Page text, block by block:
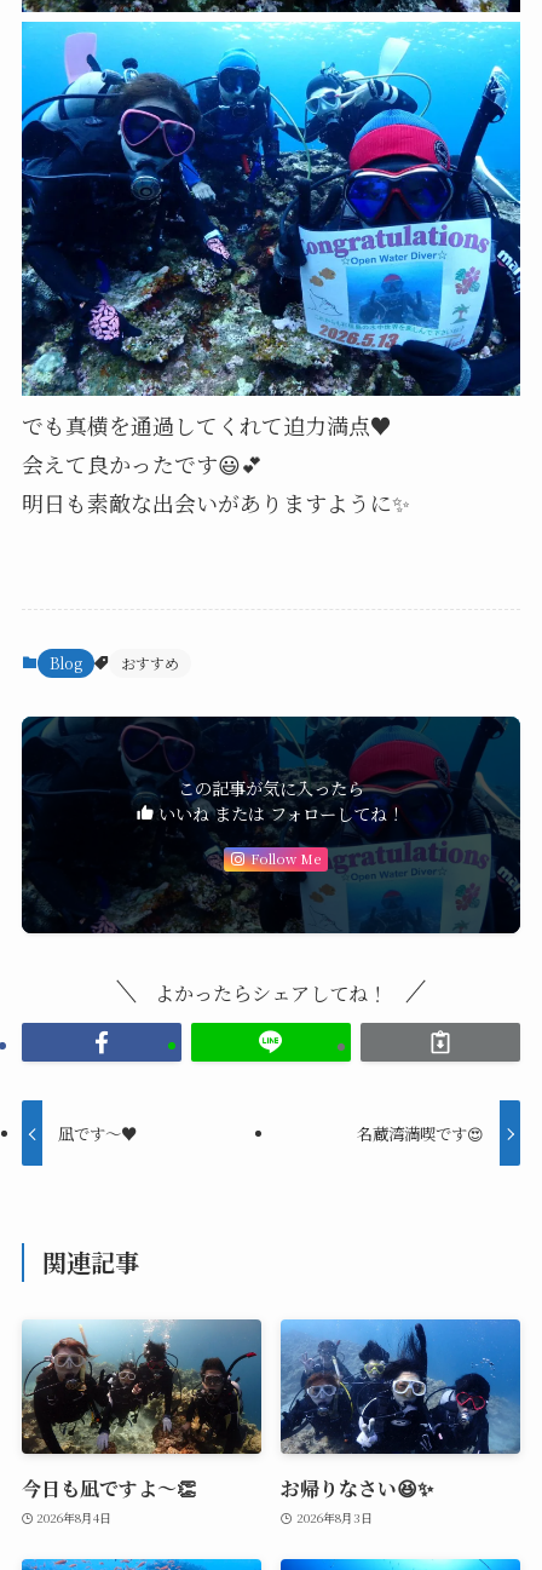
でも真横を通過してくれて迫力満点♥️
会えて良かったです😃💕
明日も素敵な出会いがありますように✨
Blog おすすめ
この記事が気に入ったら
いいね または フォローしてね！
Follow Me
よかったらシェアしてね！
凪です～♥️ 名蔵湾満喫です😍
関連記事
今日も凪ですよ～👏
2026年8月4日
お帰りなさい😆✨
2026年8月3日